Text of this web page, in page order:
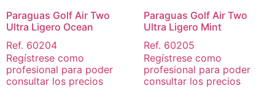
Paraguas Golf Air Two
Ultra Ligero Ocean
Ref. 60204
Regístrese como
profesional para poder
consultar los precios
Paraguas Golf Air Two
Ultra Ligero Mint
Ref. 60205
Regístrese como
profesional para poder
consultar los precios